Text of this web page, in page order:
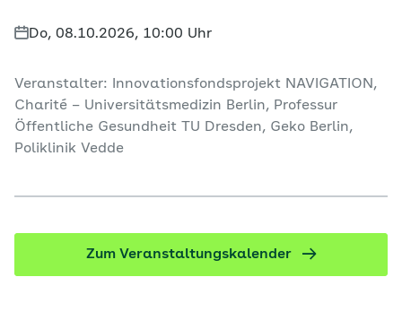
Innovationsfondsprojekt NAVIGATION wird in
Primärversorgungszentren, die medizinische,
psychologische und soziale Unterstützung unter
einem Dach vereinen. Die lokalen Zentren arbeiten
interprofessionell und richten ihr Angebot
Do, 08.10.2026, 10:00 Uhr
Veranstalter: Innovationsfondsprojekt NAVIGATION,
Charité – Universitätsmedizin Berlin, Professur
Öffentliche Gesundheit TU Dresden, Geko Berlin,
Poliklinik Vedde
Zum Veranstaltungskalender